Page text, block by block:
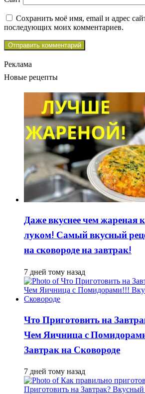
Сохранить моё имя, email и адрес
последующих моих комментариев.
Реклама
Новые рецепты
Даже вкуснее чем жареная
луком! Самый вкусный
на сковороде на завтрак!
7 дней тому назад
Что Приготовить на
Чем Яичница с
Завтрак на Сковороде
7 дней тому назад